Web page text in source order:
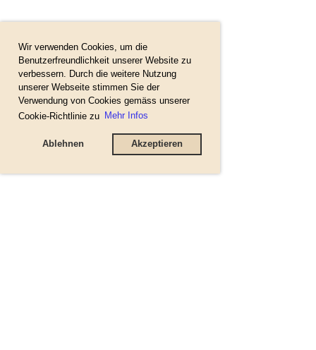
Wir verwenden Cookies, um die
Benutzerfreundlichkeit unserer Website zu
verbessern. Durch die weitere Nutzung
unserer Webseite stimmen Sie der
Verwendung von Cookies gemäss unserer
Cookie-Richtlinie zu Mehr Infos
Ablehnen Akzeptieren